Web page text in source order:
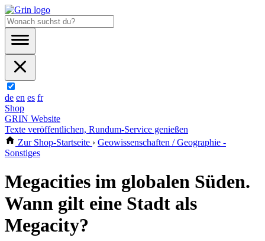
de en es fr
Shop
GRIN Website
Texte veröffentlichen, Rundum-Service genießen
Zur Shop-Startseite › Geowissenschaften / Geographie -
Sonstiges
Megacities im globalen Süden.
Wann gilt eine Stadt als
Megacity?